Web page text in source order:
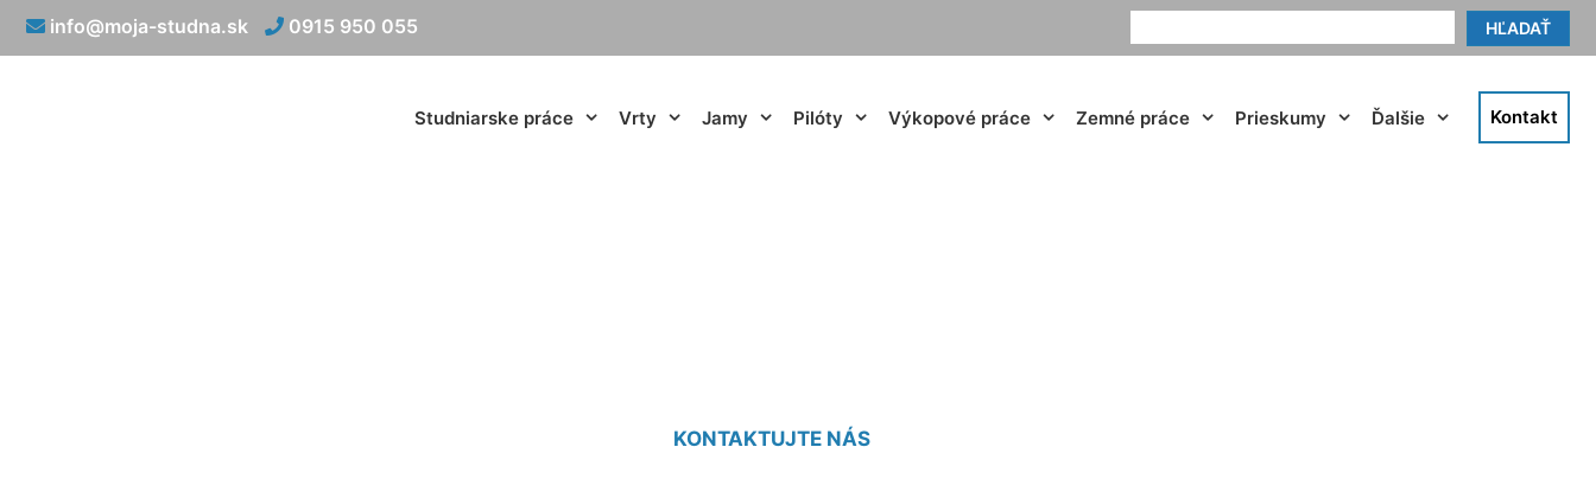
HĽADAŤ
info@moja-studna.sk 0915 950 055
Studniarske práce Vrty Jamy Pilóty Výkopové práce Zemné práce Prieskumy Ďalšie Kontakt
KONTAKTUJTE NÁS